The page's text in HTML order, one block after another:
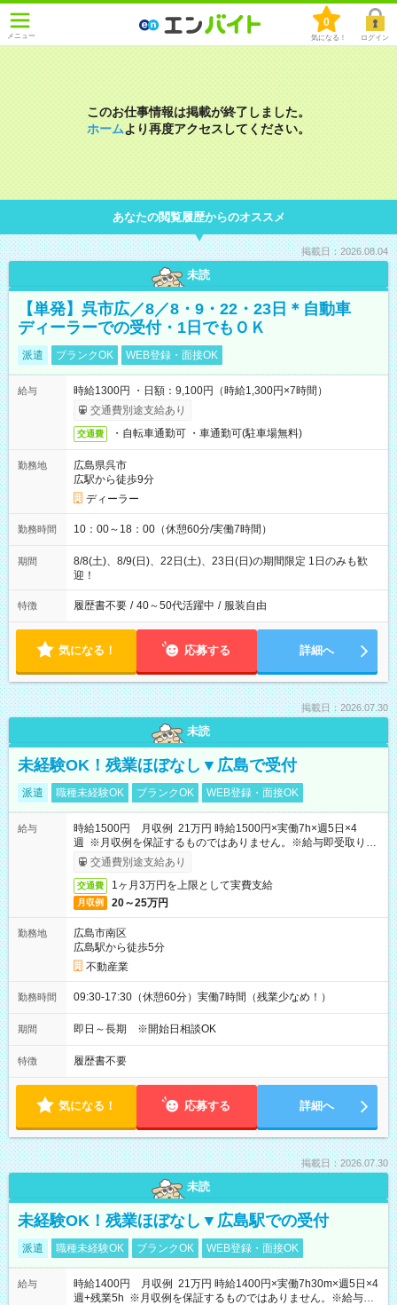
メニュー
0
気になる！ ログイン
このお仕事情報は掲載が終了しました。
ホームより再度アクセスしてください。
あなたの閲覧履歴からのオススメ
掲載日：2026.08.04
未読
【単発】呉市広／8／8・9・22・23日＊自動車
ディーラーでの受付・1日でもＯＫ
派遣 ブランクOK WEB登録・面接OK
給与
時給1300円 ・日額：9,100円（時給1,300円×7時間）
交通費別途支給あり
交通費 ・自転車通勤可 ・車通勤可(駐車場無料)
勤務地
広島県呉市
広駅から徒歩9分
ディーラー
勤務時間 10：00～18：00（休憩60分/実働7時間）
期間
8/8(土)、8/9(日)、22日(土)、23日(日)の期間限定 1日のみも歓
迎！
特徴 履歴書不要 / 40～50代活躍中 / 服装自由
気になる！ 応募する 詳細へ
掲載日：2026.07.30
未読
未経験OK！残業ほぼなし▼広島で受付
派遣 職種未経験OK ブランクOK WEB登録・面接OK
給与
時給1500円 月収例 21万円 時給1500円×実働7h×週5日×4
週 ※月収例を保証するものではありません。※給与即受取りサ
ービス利用可（利用条件有）
交通費別途支給あり
交通費 1ヶ月3万円を上限として実費支給
月収例 20～25万円
勤務地
広島市南区
広島駅から徒歩5分
不動産業
勤務時間 09:30-17:30（休憩60分）実働7時間（残業少なめ！）
期間 即日～長期 ※開始日相談OK
特徴 履歴書不要
気になる！ 応募する 詳細へ
掲載日：2026.07.30
未読
未経験OK！残業ほぼなし▼広島駅での受付
派遣 職種未経験OK ブランクOK WEB登録・面接OK
給与
時給1400円 月収例 21万円 時給1400円×実働7h30m×週5日×4
週+残業5h ※月収例を保証するものではありません。※給与即